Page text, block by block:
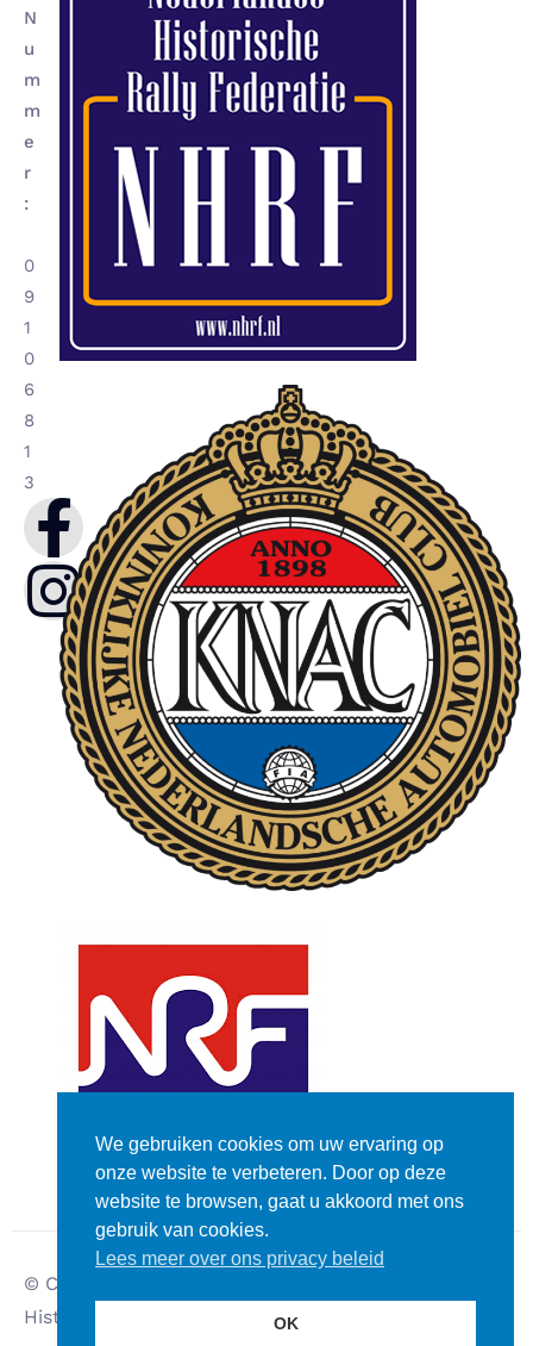
N
u
m
m
e
r
:
0
9
1
0
6
8
1
3
© Copyright – Dutch
Historic Rally Club
We gebruiken cookies om uw ervaring op
onze website te verbeteren. Door op deze
website te browsen, gaat u akkoord met ons
gebruik van cookies.
Lees meer over ons privacy beleid
OK